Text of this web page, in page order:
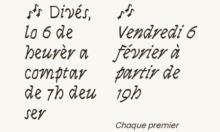
🎶 Divés,
lo 6 de
heurèr a
comptar
de 7h deu
ser
🎶
Vendredi 6
février à
partir de
19h
Chaque premier